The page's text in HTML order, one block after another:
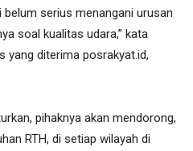
serius menangani urusan
soal kualitas udara,” kata
yang diterima posrakyat.id,
pihaknya akan mendorong,
RTH, di setiap wilayah di